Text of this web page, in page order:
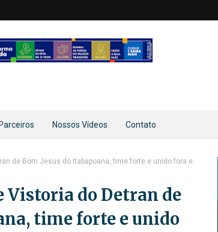
Parceiros Nossos Vídeos Contato
de Bom Jesus do Itabapoana, time forte e unido fora e
Vistoria do Detran de
time forte e unido